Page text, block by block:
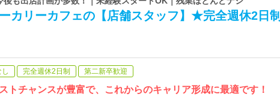
カリーカフェの【店舗スタッフ】★完全週休2日制
完全週休2日制 第二新卒歓迎
トチャンスが豊富で、これからのキャリア形成に最適です！